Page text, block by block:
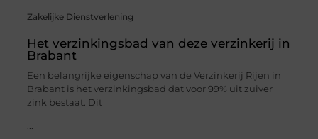
Zakelijke Dienstverlening
Het verzinkingsbad van deze verzinkerij in
Brabant
Een belangrijke eigenschap van de Verzinkerij Rijen in
Brabant is het verzinkingsbad dat voor 99% uit zuiver
zink bestaat. Dit
...